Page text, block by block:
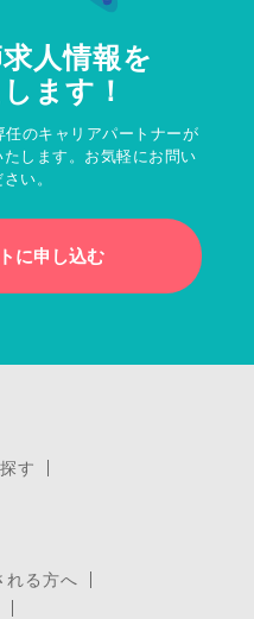
人情報を
ます！
のキャリアパートナーが
します。お気軽にお問い
い。
に申し込む
す
れる方へ